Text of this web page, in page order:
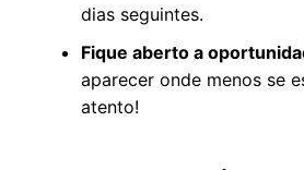
dias seguintes.
Fique aberto a
aparecer onde menos se
atento!